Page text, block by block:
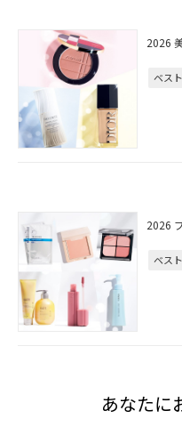
2026
ベス
2026
ベス
あなたに